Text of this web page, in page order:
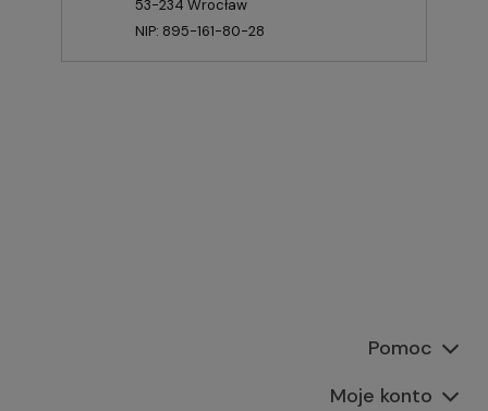
53-234 Wrocław
NIP: 895-161-80-28
Pomoc
Moje konto